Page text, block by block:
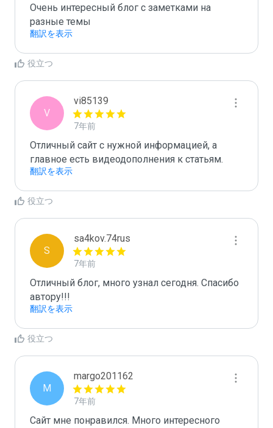
Очень интересный блог с заметками на
разные темы
翻訳を表示
役立つ
V
vi85139
7年前
Отличный сайт с нужной информацией, а
главное есть видеодополнения к статьям.
翻訳を表示
役立つ
S
sa4kov.74rus
7年前
Отличный блог, много узнал сегодня. Спасибо
автору!!!
翻訳を表示
役立つ
M
margo201162
7年前
Сайт мне понравился. Много интересного